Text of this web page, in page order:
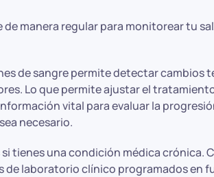
de manera regular para monitorear tu
de sangre permite detectar cambios
Lo que permite ajustar el
vital para evaluar la
necesario.
tienes una condición médica crónica.
laboratorio clínico programados en